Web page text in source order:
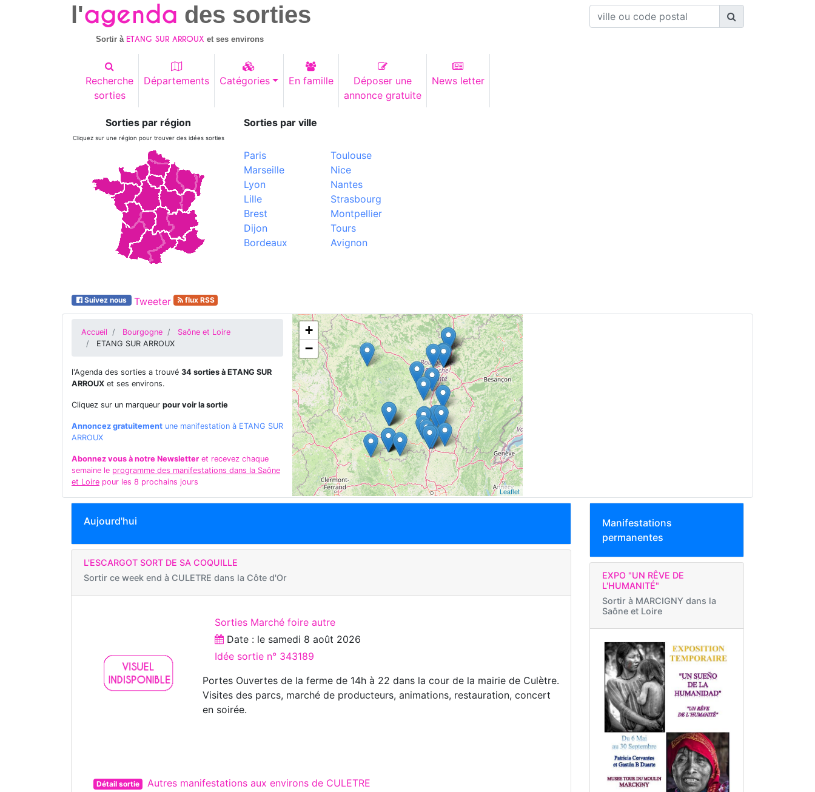
l'agenda des sorties
Sortir à ETANG SUR ARROUX et ses environs
Recherche
sorties
Départements Catégories En famille
Déposer une
annonce gratuite
News letter
Sorties par région
Cliquez sur une région pour trouver des idées sorties
Sorties par ville
Paris
Marseille
Lyon
Lille
Brest
Dijon
Bordeaux
Toulouse
Nice
Nantes
Strasbourg
Montpellier
Tours
Avignon
Suivez nous Tweeter flux RSS
Accueil Bourgogne
Saône et Loire
ETANG SUR ARROUX
l'Agenda des sorties a trouvé 34 sorties à ETANG SUR
ARROUX et ses environs.
Cliquez sur un marqueur pour voir la sortie
Annoncez gratuitement une manifestation à ETANG SUR
ARROUX
Abonnez vous à notre Newsletter et recevez chaque
semaine le programme des manifestations dans la Saône
et Loire pour les 8 prochains jours
+
−
Leaflet
Aujourd'hui
L'ESCARGOT SORT DE SA COQUILLE
Sortir ce week end à CULETRE dans la Côte d'Or
Sorties Marché foire autre
Date : le samedi 8 août 2026
Idée sortie n° 343189
Portes Ouvertes de la ferme de 14h à 22 dans la cour de la mairie de Culètre.
Visites des parcs, marché de producteurs, animations, restauration, concert
en soirée.
Détail sortie Autres manifestations aux environs de CULETRE
Manifestations
permanentes
EXPO "UN RÊVE DE
L'HUMANITÉ"
Sortir à MARCIGNY dans la
Saône et Loire